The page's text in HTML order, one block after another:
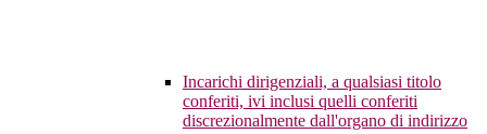
Incarichi dirigenziali, a qualsiasi titolo
conferiti, ivi inclusi quelli conferiti
discrezionalmente dall'organo di indirizzo